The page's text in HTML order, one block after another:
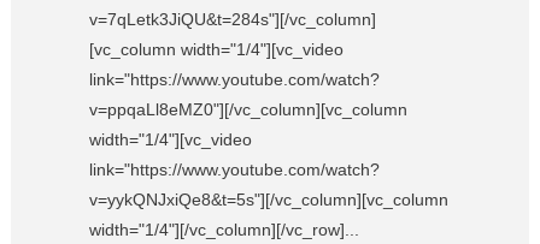
v=7qLetk3JiQU&t=284s"][/vc_column]
[vc_column width="1/4"][vc_video
link="https://www.youtube.com/watch?
v=ppqaLl8eMZ0"][/vc_column][vc_column
width="1/4"][vc_video
link="https://www.youtube.com/watch?
v=yykQNJxiQe8&t=5s"][/vc_column][vc_column
width="1/4"][/vc_column][/vc_row]...